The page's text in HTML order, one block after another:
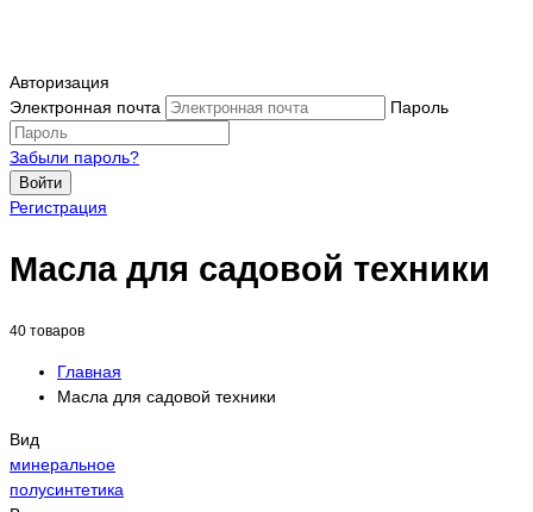
Авторизация
Электронная почта
Пароль
Забыли пароль?
Войти
Регистрация
Масла для садовой техники
40 товаров
Главная
Масла для садовой техники
Вид
минеральное
полусинтетика